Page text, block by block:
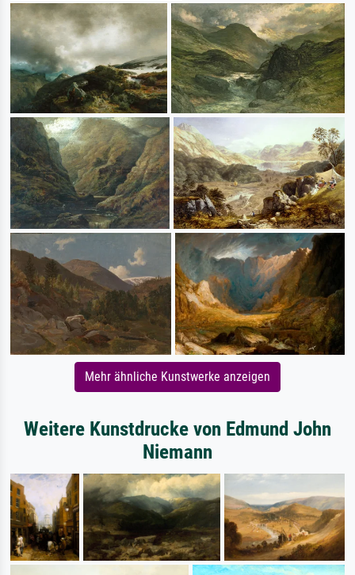
Mehr ähnliche Kunstwerke anzeigen
Weitere Kunstdrucke von Edmund John
Niemann